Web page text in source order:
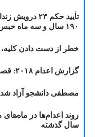
تأیید حکم ۲۳
۱۹۰ سال و سه ماه حبس برای ۲۳ درویش گنابادی قطعی شد
خطر از دست دادن کلیه،
گزارش اعدام ۲۰۱۸: قصاص و بخشش
مصطفی دانشجو آزاد شد
سال گذشته